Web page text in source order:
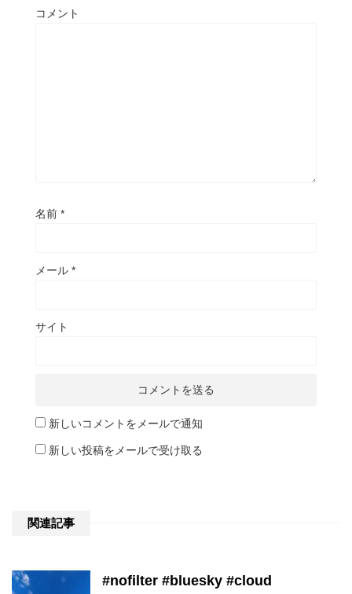
コメント
名前 *
メール *
サイト
新しいコメントをメールで通知
新しい投稿をメールで受け取る
関連記事
#nofilter #bluesky #cloud